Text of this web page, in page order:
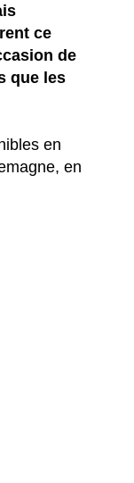
ce
de
que les
en
en